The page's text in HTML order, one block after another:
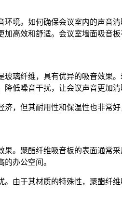
境。如何确保会议室内的声音
高效和舒适。会议室墙面吸音板
璃纤维，具有优异的吸音效果
低噪音干扰，让会议声音更加清
，但其耐用性和保温性也非常
。聚酯纤维吸音板的表面通常
办公空间。
由于其材质的特殊性，聚酯纤